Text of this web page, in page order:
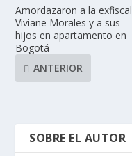
Amordazaron a la exfiscal
Viviane Morales y a sus
hijos en apartamento en
Bogotá
ANTERIOR
SOBRE EL AUTOR